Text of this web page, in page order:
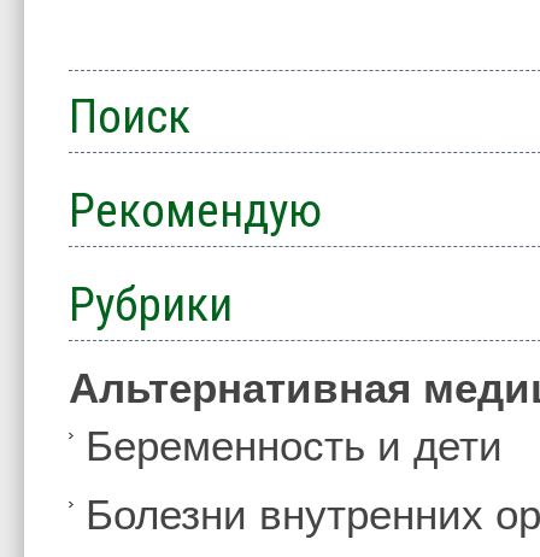
Поиск
Рекомендую
Рубрики
Альтернативная
Беременность и дети
Болезни внутренних